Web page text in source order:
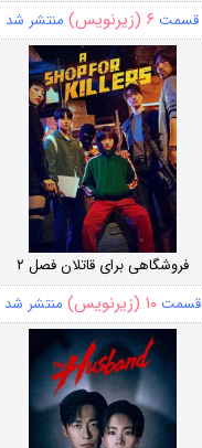
قسمت ۶ (زیرنویس) منتشر شد
فروشگاهی برای قاتلان فصل ۲
قسمت۱۰ (زیرنویس) منتشر شد